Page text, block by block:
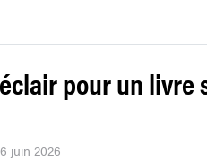
pour un livre
juin 2026